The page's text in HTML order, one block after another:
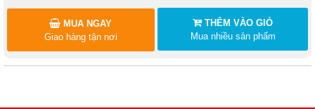
THÊM VÀO GIỎ
Mua nhiều sản phẩm
MUA NGAY
Giao hàng tận nơi